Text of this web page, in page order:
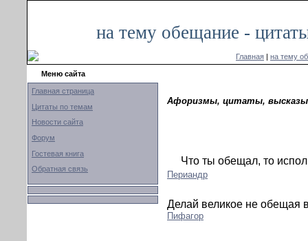
на тему обещание -
Главная | на тему
Меню сайта
Главная страница
Цитаты по темам
Новости сайта
Форум
Гостевая книга
Обратная связь
Афоризмы, цитаты,
Что ты обещал, то
Периандр
Делай великое не обещая
Пифагор